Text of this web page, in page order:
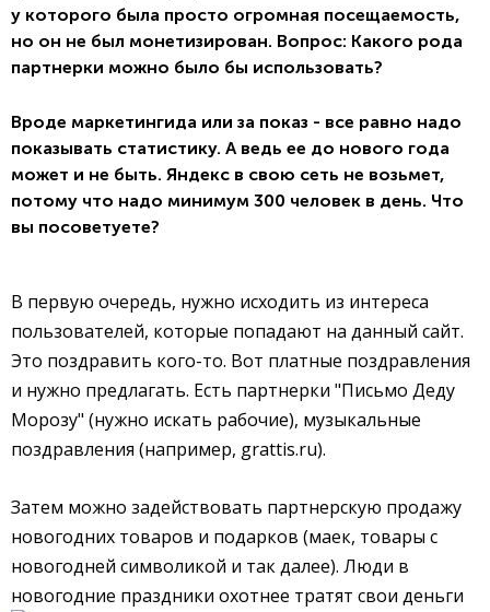
у которого была просто огромная посещаемость,
но он не был монетизирован. Вопрос: Какого рода
партнерки можно было бы использовать?
Вроде маркетингида или за показ - все равно надо
показывать статистику. А ведь ее до нового года
может и не быть. Яндекс в свою сеть не возьмет,
потому что надо минимум 300 человек в день. Что
вы посоветуете?
В первую очередь, нужно исходить из интереса
пользователей, которые попадают на данный сайт.
Это поздравить кого-то. Вот платные поздравления
и нужно предлагать. Есть партнерки "Письмо Деду
Морозу" (нужно искать рабочие), музыкальные
поздравления (например, grattis.ru).
Затем можно задействовать партнерскую продажу
новогодних товаров и подарков (маек, товары с
новогодней символикой и так далее). Люди в
новогодние праздники охотнее тратят свои деньги